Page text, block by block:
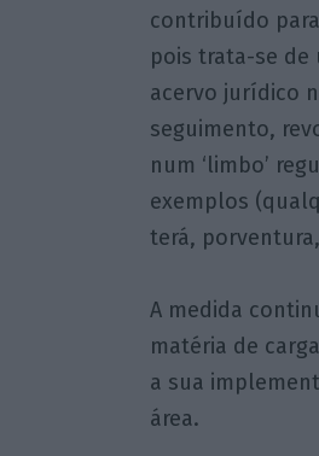
contribuído
pois trata-se de
acervo jurídico
seguimento,
num ‘limbo’
exemplos
terá,
A medida
matéria de
a sua
área.